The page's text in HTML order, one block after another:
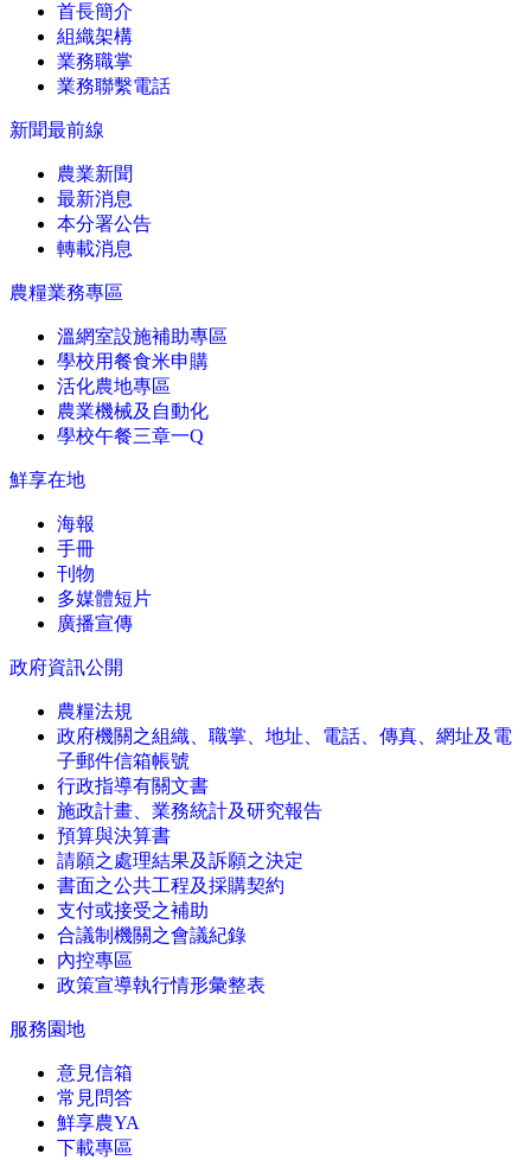
首長簡介
組織架構
業務職掌
業務聯繫電話
新聞最前線
農業新聞
最新消息
本分署公告
轉載消息
農糧業務專區
溫網室設施補助專區
學校用餐食米申購
活化農地專區
農業機械及自動化
學校午餐三章一Q
鮮享在地
海報
手冊
刊物
多媒體短片
廣播宣傳
政府資訊公開
農糧法規
政府機關之組織、職掌、地址、電話、傳真、網址及電
子郵件信箱帳號
行政指導有關文書
施政計畫、業務統計及研究報告
預算與決算書
請願之處理結果及訴願之決定
書面之公共工程及採購契約
支付或接受之補助
合議制機關之會議紀錄
內控專區
政策宣導執行情形彙整表
服務園地
意見信箱
常見問答
鮮享農YA
下載專區